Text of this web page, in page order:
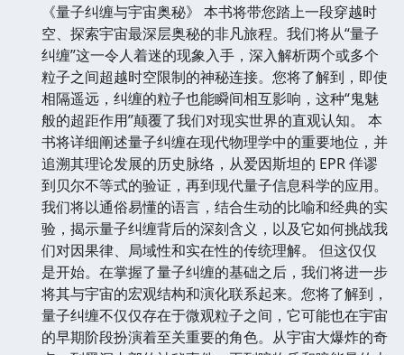
《量子纠缠与宇宙奥秘》 本书将带您踏上一段穿越时
空、探索宇宙最深层奥秘的非凡旅程。我们将从“量子
纠缠”这一令人着迷的现象入手，深入解析两个或多个
粒子之间超越时空限制的神秘连接。您将了解到，即使
相隔遥远，纠缠的粒子也能瞬间相互影响，这种“鬼魅
般的超距作用”颠覆了我们对现实世界的直观认知。 本
书将详细阐述量子纠缠在现代物理学中的重要地位，并
追溯其理论发展的历史脉络，从爱因斯坦的 EPR 佯谬
到贝尔不等式的验证，再到现代量子信息科学的应用。
我们将以通俗易懂的语言，结合生动的比喻和经典的实
验，揭示量子纠缠背后的深刻含义，以及它如何挑战我
们对因果律、局域性和实在性的传统理解。 但这仅仅
是开始。在掌握了量子纠缠的基础之后，我们将进一步
将其与宇宙的宏观结构和演化联系起来。您将了解到，
量子纠缠不仅仅存在于微观粒子之间，它可能也在宇宙
的早期阶段扮演着至关重要的角色。从宇宙大爆炸的奇